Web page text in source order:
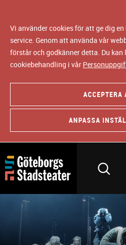
Vi använder cookies för att ge dig
service. Genom att använda vår
förstår och godkänner detta. Du kan
cookiebehandling i vår
ACCEPTERA
ANPASSA
B